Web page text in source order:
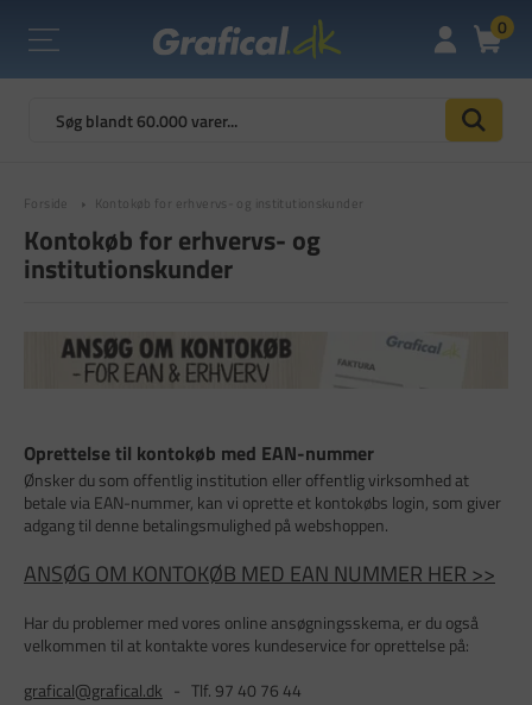
0
Forside Kontokøb for erhvervs- og institutionskunder
Kontokøb for erhvervs- og
institutionskunder
Oprettelse til kontokøb med EAN-nummer
Ønsker du som offentlig institution eller offentlig virksomhed at
betale via EAN-nummer, kan vi oprette et kontokøbs login, som giver
adgang til denne betalingsmulighed på webshoppen.
ANSØG OM KONTOKØB MED EAN NUMMER HER >>
Har du problemer med vores online ansøgningsskema, er du også
velkommen til at kontakte vores kundeservice for oprettelse på:
grafical@grafical.dk - Tlf. 97 40 76 44